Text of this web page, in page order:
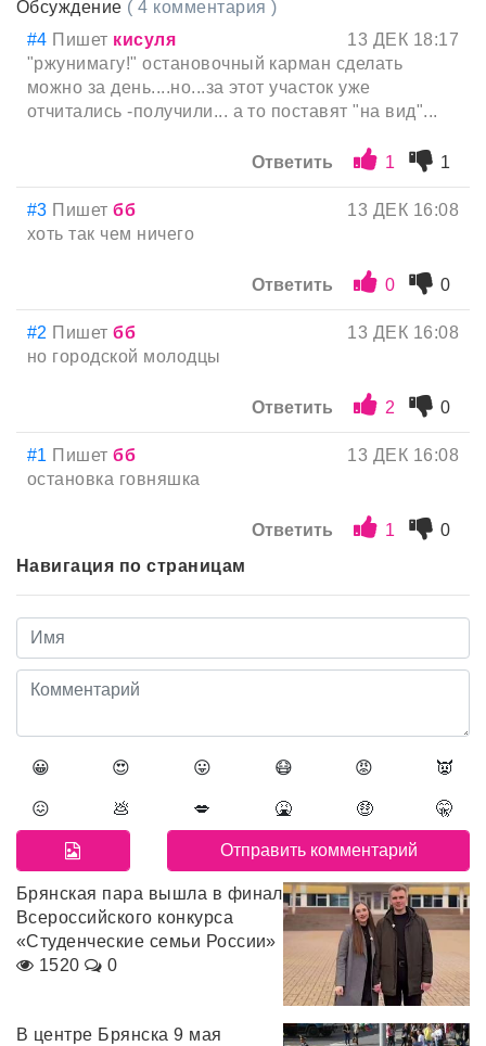
Обсуждение ( 4 комментария )
#4 Пишет кисуля
13 ДЕК 18:17
"ржунимагу!" остановочный карман сделать
можно за день....но...за этот участок уже
отчитались -получили... а то поставят "на вид"...
Ответить 1 1
#3 Пишетбб
13 ДЕК 16:08
хоть так чем ничего
Ответить 0 0
#2 Пишетбб
13 ДЕК 16:08
но городской молодцы
Ответить 2 0
#1 Пишетбб
13 ДЕК 16:08
остановка говняшка
Ответить 1
0
Навигация по страницам
😀 😍 😛 😷 😡 👿
😖 💩 💋 🤮 🤑 🤫
Брянская пара вышла в финал
Всероссийского конкурса
«Студенческие семьи России»
1520
0
В центре Брянска 9 мая